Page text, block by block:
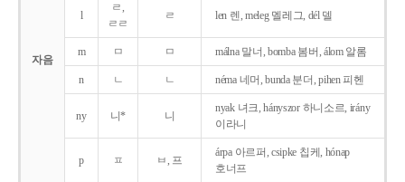
자음
l
ㄹ,
ㄹㄹ
ㄹ len 렌, meleg 멜레그, dél 델
m ㅁ ㅁ málna 말너, bomba 봄버, álom 알롬
n ㄴ ㄴ néma 네머, bunda 분더, pihen 피헨
ny 니* 니
nyak 녀크, hányszor 하니소르, irány
이라니
p ㅍ ㅂ, 프
árpa 아르퍼, csipke 칩케, hónap
호너프